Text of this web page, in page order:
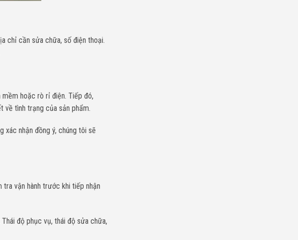
chỉ cần sửa chữa, số điện thoại.
hoặc rò rỉ điện. Tiếp đó,
về tình trạng của sản phẩm.
xác nhận đồng ý, chúng tôi sẽ
tra vận hành trước khi tiếp nhận
độ phục vụ, thái độ sửa chữa,